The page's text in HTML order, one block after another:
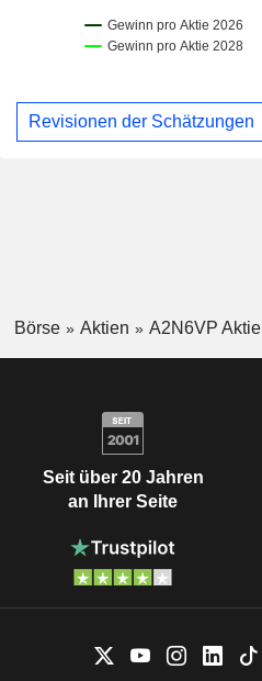
Revisionen der Schätzungen
Börse Aktien A2N6VP Aktie
Seit über 20 Jahren
an Ihrer Seite